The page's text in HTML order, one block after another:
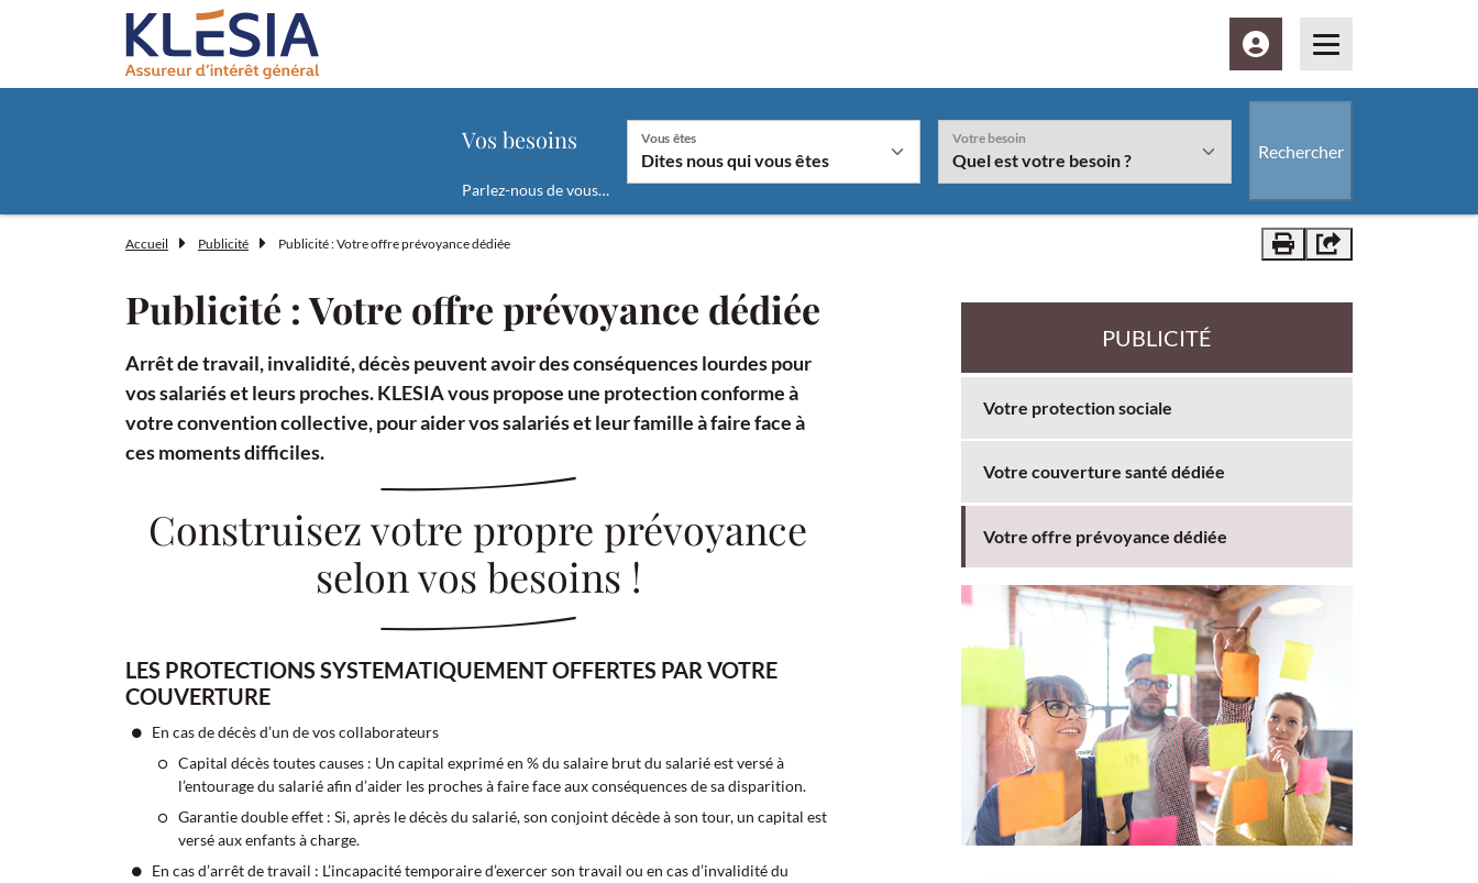
Menu principal Pied de page
Espace clientMenu
Vos besoins
Parlez-nous de vous…
Vous êtes
En fonction de la valeur sélectionnée le champ "Vous êtes" et/ou le bouton "Rechercher" sera disponible à la suite
Votre besoin
Rechercher
Accueil Publicité Publicité : Votre offre prévoyance dédiée
Publicité : Votre offre prévoyance dédiée
Arrêt de travail, invalidité, décès peuvent avoir des conséquences lourdes pour
vos salariés et leurs proches. KLESIA vous propose une protection conforme à
votre convention collective, pour aider vos salariés et leur famille à faire face à
ces moments difficiles.
Construisez votre propre prévoyance
selon vos besoins !
LES PROTECTIONS SYSTEMATIQUEMENT OFFERTES PAR VOTRE
COUVERTURE
En cas de décès d’un de vos collaborateurs
Capital décès toutes causes : Un capital exprimé en % du salaire brut du salarié est versé à
l’entourage du salarié afin d’aider les proches à faire face aux conséquences de sa disparition.
Garantie double effet : Si, après le décès du salarié, son conjoint décède à son tour, un capital est
versé aux enfants à charge.
En cas d’arrêt de travail : L’incapacité temporaire d’exercer son travail ou en cas d’invalidité du
PUBLICITÉ
Votre protection sociale
Votre couverture santé dédiée
Votre offre prévoyance dédiée